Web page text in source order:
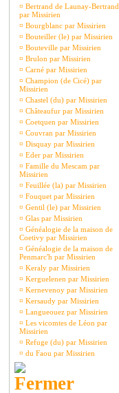
¤ Bertrand de Launay-Bertrand
par Missirien
¤ Bourgblanc par Missirien
¤ Bouteiller (le) par Missirien
¤ Bouteville par Missirien
¤ Brulon par Missirien
¤ Carné par Missirien
¤ Champion (de Cicé) par
Missirien
¤ Chastel (du) par Missirien
¤ Châteaufur par Missirien
¤ Coetquen par Missirien
¤ Couvran par Missirien
¤ Disquay par Missirien
¤ Eder par Missirien
¤ Famille du Mescam par
Missirien
¤ Feuillée (la) par Missirien
¤ Fouquet par Missirien
¤ Gentil (le) par Missirien
¤ Glas par Missirien
¤ Généalogie de la maison de
Coetivy par Missirien
¤ Généalogie de la maison de
Penmarc'h par Missirien
¤ Keraly par Missirien
¤ Kerguelenen par Missirien
¤ Kernevenoy par Missirien
¤ Kersaudy par Missirien
¤ Langueouez par Missirien
¤ Les vicomtes de Léon par
Missirien
¤ Refuge (du) par Missirien
¤ du Faou par Missirien